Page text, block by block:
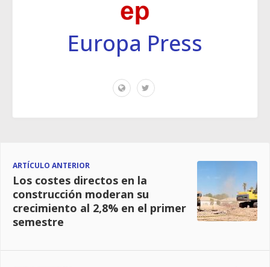
Europa Press
ARTÍCULO ANTERIOR
Los costes directos en la
construcción moderan su
crecimiento al 2,8% en el primer
semestre